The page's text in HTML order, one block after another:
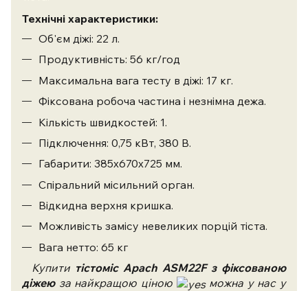
Технічні характеристики:
Об'єм діжі: 22 л.
Продуктивність: 56 кг/год
Максимальна вага тесту в діжі: 17 кг.
Фіксована робоча частина і незнімна дежа.
Кількість швидкостей: 1.
Підключення: 0,75 кВт, 380 В.
Габарити: 385х670х725 мм.
Спіральний місильний орган.
Відкидна верхня кришка.
Можливість замісу невеликих порцій тіста.
Вага нетто: 65 кг
Купити тістоміс Apach ASM22F з фіксованою
діжею за найкращою ціною
можна у нас у